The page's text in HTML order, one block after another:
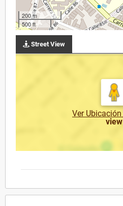
200 m
500 ft
Street View
Ver Ubicación
view